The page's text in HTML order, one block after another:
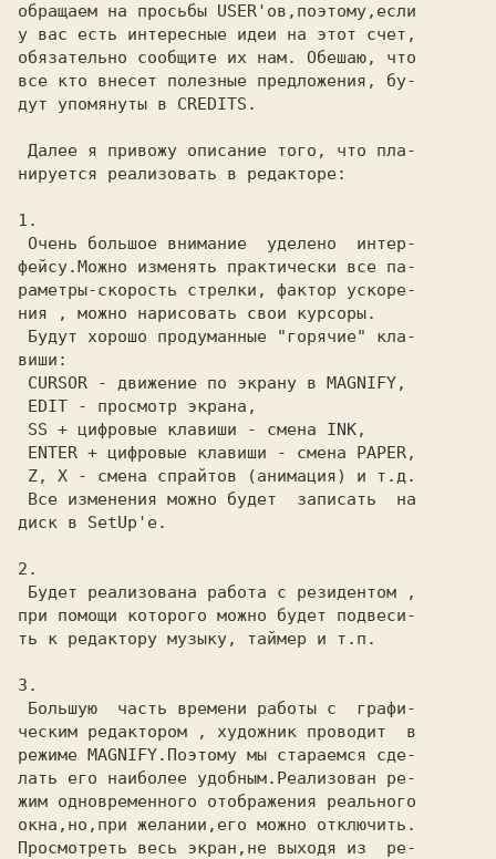
обращаем на просьбы USER'ов,поэтому,если
у вас есть интересные идеи на этот счет,
обязательно сообщите их нам. Обешаю, что
все кто внесет полезные предложения, бу-
дут упомянуты в CREDITS.
нируется реализовать в редакторе:
1.
фейсу.Можно изменять практически все па-
раметры-скорость стрелки, фактор ускоре-
ния , можно нарисовать свои курсоры.
виши:
диск в SetUp'е.
2.
при помощи которого можно будет подвеси-
ть к редактору музыку, таймер и т.п.
3.
ческим редактором , художник проводит  в
режиме MAGNIFY.Поэтому мы стараемся сде-
лать его наиболее удобным.Реализован ре-
жим одновременного отображения реального
окна,но,при желании,его можно отключить.
Просмотреть весь экран,не выходя из  ре-